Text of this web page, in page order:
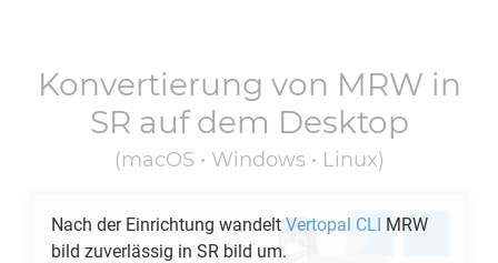
Konvertierung von MRW in
SR auf dem Desktop
(macOS • Windows • Linux)
Nach der Einrichtung wandelt Vertopal CLI MRW
bild zuverlässig in SR bild um.